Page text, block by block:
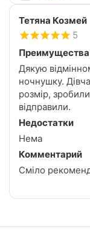
Тетяна Козмей
5
Преимущества
Дякую
ночнушку.
розмір,
відправили.
Недостатки
Нема
Комментарий
Сміло